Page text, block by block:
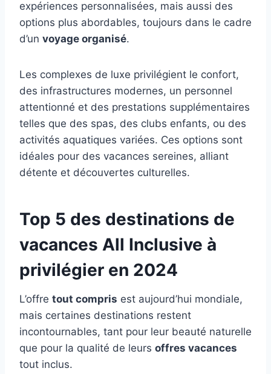
expériences personnalisées, mais aussi des
options plus abordables, toujours dans le cadre
d’un voyage organisé.
Les complexes de luxe privilégient le confort,
des infrastructures modernes, un personnel
attentionné et des prestations supplémentaires
telles que des spas, des clubs enfants, ou des
activités aquatiques variées. Ces options sont
idéales pour des vacances sereines, alliant
détente et découvertes culturelles.
Top 5 des destinations de
vacances All Inclusive à
privilégier en 2024
L’offre tout compris est aujourd’hui mondiale,
mais certaines destinations restent
incontournables, tant pour leur beauté naturelle
que pour la qualité de leurs offres vacances
tout inclus.